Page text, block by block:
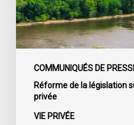
COMMUNIQUÉS DE
Réforme de la législation
privée
VIE PRIVÉE
fédéraux
à
soumettre
partis